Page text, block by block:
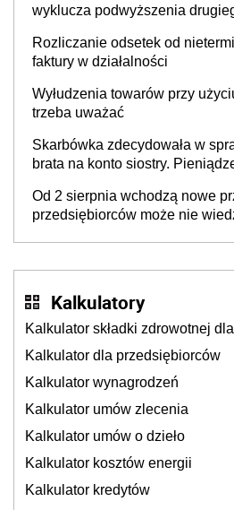
wyklucza podwyższenia
Rozliczanie odsetek od
faktury w działalności
Wyłudzenia towarów przy
trzeba uważać
Skarbówka zdecydowała w
brata na konto siostry.
będzie
Od 2 sierpnia wchodzą nowe
przedsiębiorców może nie
Kalkulatory
Kalkulator składki zdrowotnej
Kalkulator dla przedsiębiorców
Kalkulator wynagrodzeń
Kalkulator umów zlecenia
Kalkulator umów o dzieło
Kalkulator kosztów energii
Kalkulator kredytów